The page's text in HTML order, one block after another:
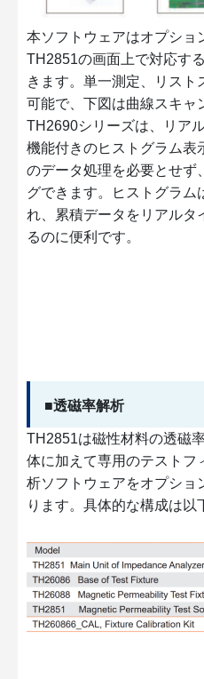
本ソフトウェアはオプショ
TH2851の画面上で対応す
きます。単一測定、リス
可能で、下図は曲線スキャ
TH2690シリーズは、リア
機能付きのヒストグラム表
のデータ処理を必要とせず
グできます。ヒストグラム
れ、累積データをリアルタ
るのに便利です。
■透磁率解析
TH2851は磁性材料の透磁
体に加えて専用のテストフ
析ソフトウェアをオプショ
ります。具体的な構成は以